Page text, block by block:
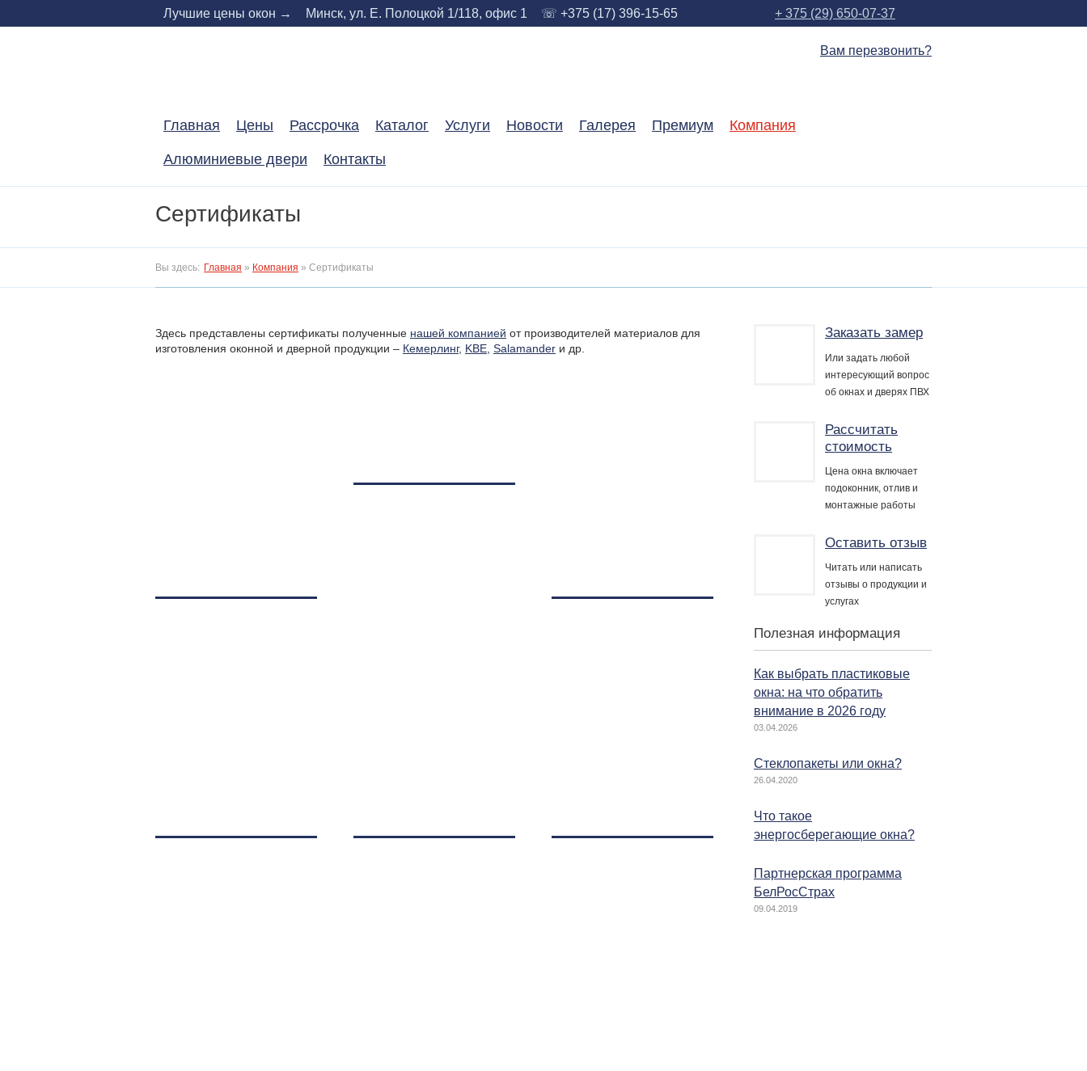
Лучшие цены окон → Минск, ул. Е. Полоцкой 1/118, офис 1 ☏ +375 (17) 396-15-65 + 375 (29) 650-07-37
Вам перезвонить?
Главная Цены Расcрочка Каталог Услуги Новости Галерея Премиум Компания
Алюминиевые двери Контакты
Сертификаты
Вы здесь: Главная » Компания » Сертификаты
Здесь представлены сертификаты полученные нашей компанией от производителей материалов для
изготовления оконной и дверной продукции – Кемерлинг, KBE, Salamander и др.
Заказать замер
Или задать любой
интересующий вопрос
об окнах и дверях ПВХ
Рассчитать
стоимость
Цена окна включает
подоконник, отлив и
монтажные работы
Оставить отзыв
Читать или написать
отзывы о продукции и
услугах
Полезная информация
Как выбрать пластиковые
окна: на что обратить
внимание в 2026 году
03.04.2026
Стеклопакеты или окна?
26.04.2020
Что такое
энергосберегающие окна?
Партнерская программа
БелРосСтрах
09.04.2019